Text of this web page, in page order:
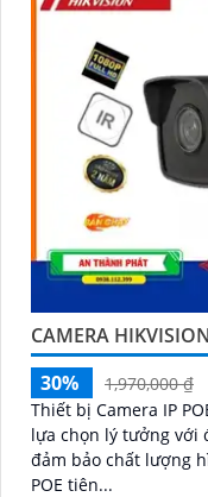
CAMERA
30%
1,970,000 ₫
Thiết bị Camera IP
lựa chọn lý tưởng với
đảm bảo chất lượng hình ảnh
POE tiên...